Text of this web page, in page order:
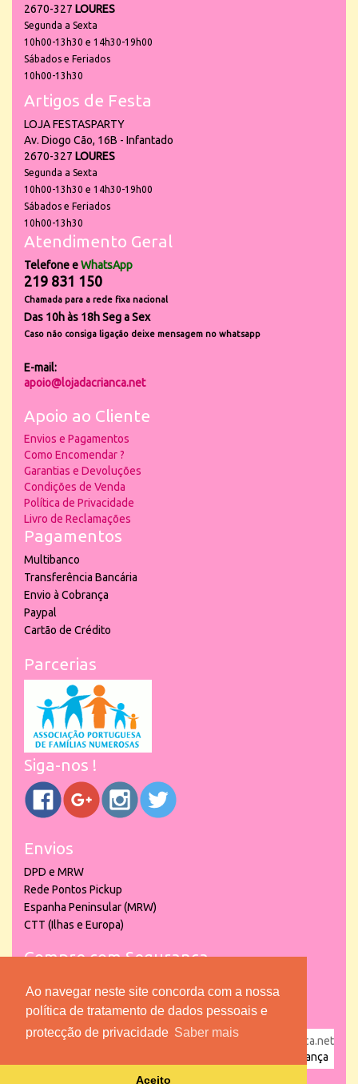
Ao navegar neste site concorda com a nossa
política de tratamento de dados pessoais e
protecção de privacidade Saber mais
Aceito
2670-327 LOURES
Segunda a Sexta
10h00-13h30 e 14h30-19h00
Sábados e Feriados
10h00-13h30
Artigos de Festa
LOJA FESTASPARTY
Av. Diogo Cão, 16B - Infantado
2670-327 LOURES
Segunda a Sexta
10h00-13h30 e 14h30-19h00
Sábados e Feriados
10h00-13h30
Atendimento Geral
Telefone eWhatsApp
219 831 150
Chamada para a rede fixa nacional
Das 10h às 18h Seg a Sex
Caso não consiga ligação deixe mensagem no whatsapp
E-mail:
apoio@lojadacrianca.net
Apoio ao Cliente
Envios e Pagamentos
Como Encomendar ?
Garantias e Devoluções
Condições de Venda
Política de Privacidade
Livro de Reclamações
Pagamentos
Multibanco
Transferência Bancária
Envio à Cobrança
Paypal
Cartão de Crédito
Parcerias
Siga-nos !
Envios
DPD e MRW
Rede Pontos Pickup
Espanha Peninsular (MRW)
CTT (Ilhas e Europa)
Compre com Segurança
powered by puber!a | © 2026 Copyright www.lojadacrianca.net
Loja da Criança